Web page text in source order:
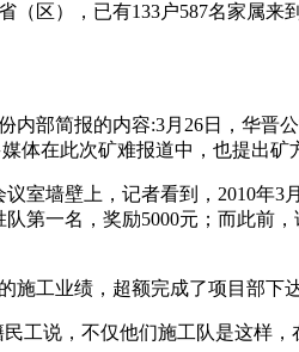
（区），已有133户587名家属
内部简报的内容:3月26日，华
体在此次矿难报道中，也提出
室墙壁上，记者看到，2010年
第一名，奖励5000元；而此前
施工业绩，超额完成了项目部下
工说，不仅他们施工队是这样，